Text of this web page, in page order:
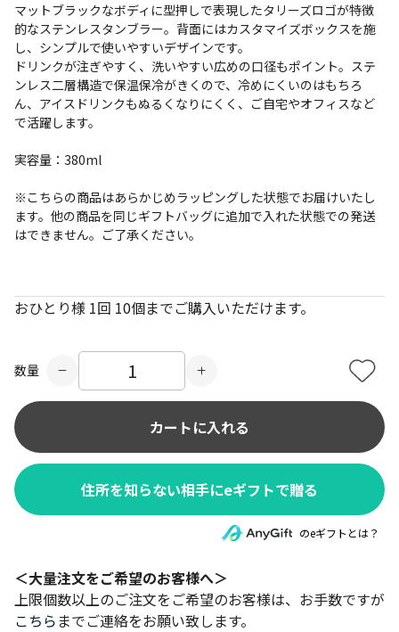
マットブラックなボディに型押しで表現したタリーズロゴが特徴
的なステンレスタンブラー。背面にはカスタマイズボックスを施
し、シンプルで使いやすいデザインです。
ドリンクが注ぎやすく、洗いやすい広めの口径もポイント。ステ
ンレス二層構造で保温保冷がきくので、冷めにくいのはもちろ
ん、アイスドリンクもぬるくなりにくく、ご自宅やオフィスなど
で活躍します。
実容量：380ml
※こちらの商品はあらかじめラッピングした状態でお届けいたし
ます。他の商品を同じギフトバッグに追加で入れた状態での発送
はできません。ご了承ください。
おひとり様 1回 10個までご購入いただけます。
数量
カートに入れる
住所を知らない相手にeギフトで贈る
のeギフトとは？
＜大量注文をご希望のお客様へ＞
上限個数以上のご注文をご希望のお客様は、お手数ですが
こちら までご連絡をお願い致します。